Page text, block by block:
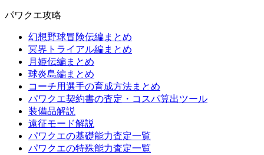
パワクエ攻略
幻想野球冒険伝編まとめ
冥界トライアル編まとめ
月姫伝編まとめ
球炎島編まとめ
コーチ用選手の育成方法まとめ
パワクエ契約書の査定・コスパ算出ツール
装備品解説
遠征モード解説
パワクエの基礎能力査定一覧
パワクエの特殊能力査定一覧